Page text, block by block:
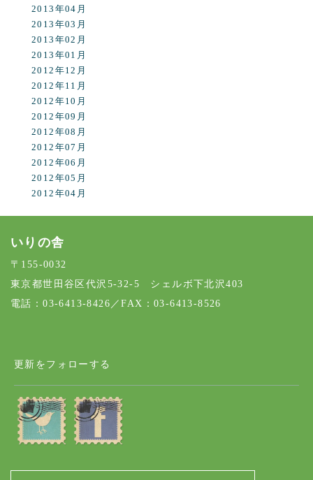
2013年04月
2013年03月
2013年02月
2013年01月
2012年12月
2012年11月
2012年10月
2012年09月
2012年08月
2012年07月
2012年06月
2012年05月
2012年04月
いりの舎
〒155-0032
東京都世田谷区代沢5-32-5 シェルボ下北沢403
電話：03-6413-8426／FAX：03-6413-8526
更新をフォローする